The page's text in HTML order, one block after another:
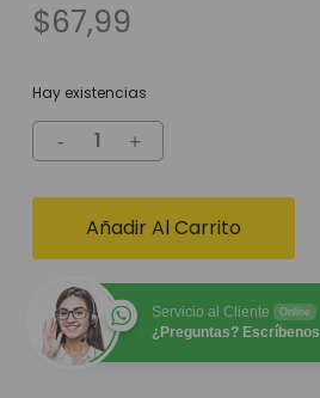
$67,99
Hay existencias
Añadir Al Carrito
Servicio al Cliente Online
¿Preguntas? Escríbenos